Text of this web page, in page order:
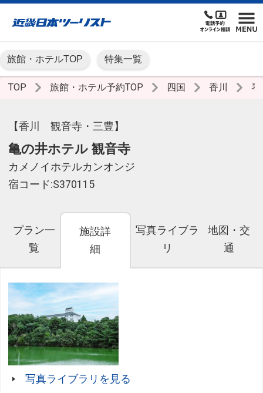
旅館・ホテルTOP 特集一覧
TOP 旅館・ホテル予約TOP 四国 香川
【香川 観音寺・三豊】
亀の井ホテル 観音寺
カメノイホテルカンオンジ
宿コード:S370115
プラン一
覧
施設詳
細
写真ライブラ
リ
地図・交
通
写真ライブラリを見る